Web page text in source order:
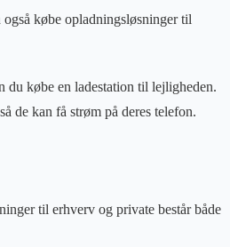
købe opladningsløsninger til
du købe en ladestation til lejligheden.
de kan få strøm på deres telefon.
til erhverv og private består både